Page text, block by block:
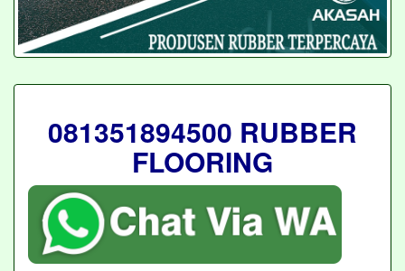
081351894500 RUBBER
FLOORING